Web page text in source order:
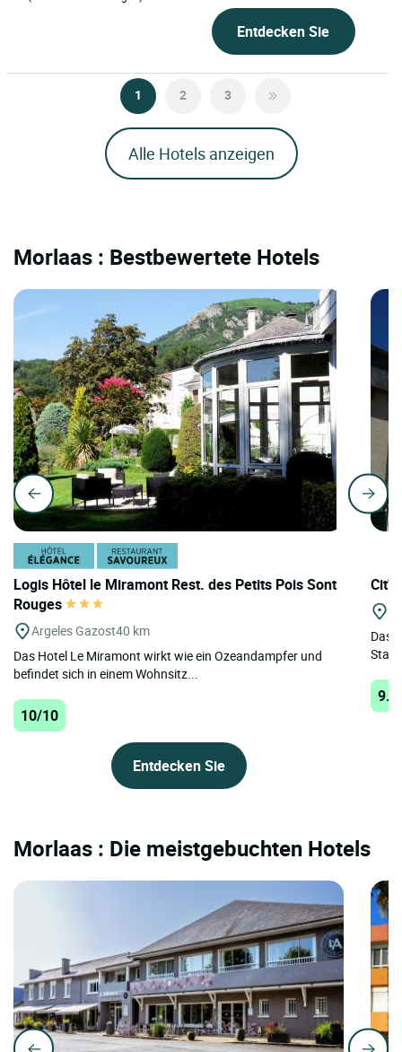
Entdecken Sie
1 2 3
Alle Hotels anzeigen
Morlaas : Bestbewertete Hotels
Logis Hôtel le Miramont Rest. des Petits Pois Sont
Rouges
Argeles Gazost40 km
Das Hotel Le Miramont wirkt wie ein Ozeandampfer und
befindet sich in einem Wohnsitz...
10/10
Entdecken Sie
Das
Morlaas : Die meistgebuchten Hotels